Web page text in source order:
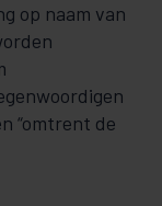
op naam van
“omtrent de